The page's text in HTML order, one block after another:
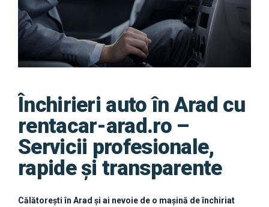
Închirieri auto în Arad cu
rentacar-arad.ro –
Servicii profesionale,
rapide și transparente
Călătorești în Arad și ai nevoie de o mașină de închiriat